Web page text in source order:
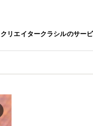
クリエイタークラシルのサー